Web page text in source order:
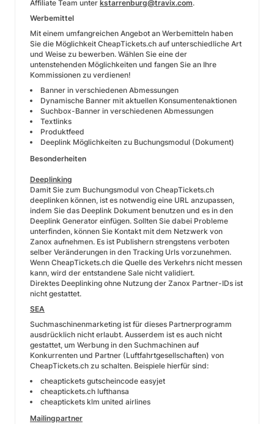
Affiliate Team unter kstarrenburg@travix.com.
Werbemittel
Mit einem umfangreichen Angebot an Werbemitteln haben
Sie die Möglichkeit CheapTickets.ch auf unterschiedliche Art
und Weise zu bewerben. Wählen Sie eine der
untenstehenden Möglichkeiten und fangen Sie an Ihre
Kommissionen zu verdienen!
Banner in verschiedenen Abmessungen
Dynamische Banner mit aktuellen Konsumentenaktionen
Suchbox-Banner in verschiedenen Abmessungen
Textlinks
Produktfeed
Deeplink Möglichkeiten zu Buchungsmodul (Dokument)
Besonderheiten
Deeplinking
Damit Sie zum Buchungsmodul von CheapTickets.ch
deeplinken können, ist es notwendig eine URL anzupassen,
indem Sie das Deeplink Dokument benutzen und es in den
Deeplink Generator einfügen. Sollten Sie dabei Probleme
unterfinden, können Sie Kontakt mit dem Netzwerk von
Zanox aufnehmen. Es ist Publishern strengstens verboten
selber Veränderungen in den Tracking Urls vorzunehmen.
Wenn CheapTickets.ch die Quelle des Verkehrs nicht messen
kann, wird der entstandene Sale nicht validiert.
Direktes Deeplinking ohne Nutzung der Zanox Partner-IDs ist
nicht gestattet.
SEA
Suchmaschinenmarketing ist für dieses Partnerprogramm
ausdrücklich nicht erlaubt. Ausserdem ist es auch nicht
gestattet, um Werbung in den Suchmachinen auf
Konkurrenten und Partner (Luftfahrtgesellschaften) von
CheapTickets.ch zu schalten. Beispiele hierfür sind:
cheaptickets gutscheincode easyjet
cheaptickets.ch lufthansa
cheaptickets klm united airlines
Mailingpartner